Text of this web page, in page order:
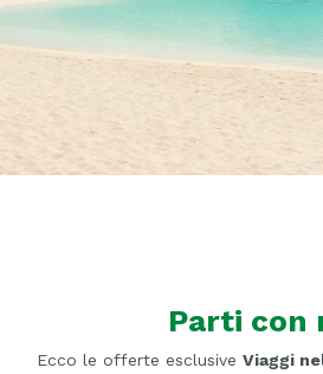
Parti con
Ecco le offerte esclusive Viaggi